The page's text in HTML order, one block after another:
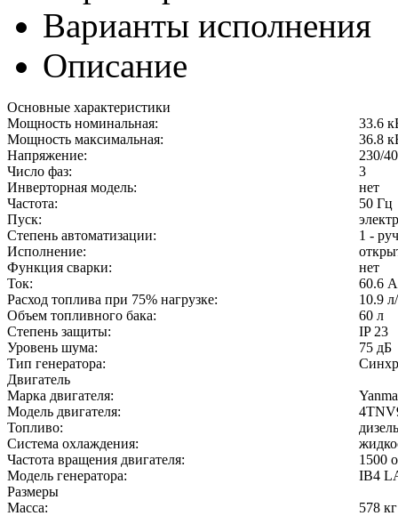
Варианты исполнения
Описание
Основные характеристики
Мощность номинальная:
33.6
Мощность максимальная:
36.8
Напряжение:
230/
Число фаз:
3
Инверторная модель:
нет
Частота:
50 Гц
Пуск:
Степень автоматизации:
1 -
Исполнение:
Функция сварки:
нет
Ток:
60.6 А
Расход топлива при 75% нагрузке:
10.9
Объем топливного бака:
60 л
Степень защиты:
IP 23
Уровень шума:
75 дБ
Тип генератора:
Двигатель
Марка двигателя:
Модель двигателя:
Топливо:
дизель
Система охлаждения:
Частота вращения двигателя:
1500
Модель генератора:
IB4
Размеры
Масса:
578 кг